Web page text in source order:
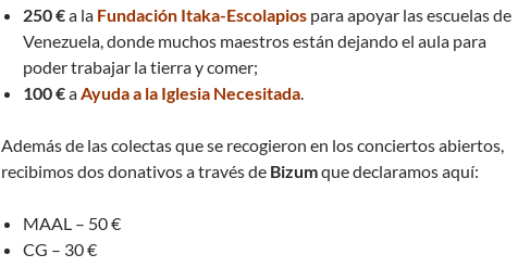
250 €a la Fundación Itaka-Escolapios para apoyar las escuelas de
Venezuela, donde muchos maestros están dejando el aula para
poder trabajar la tierra y comer;
100 €aAyuda a la Iglesia Necesitada.
Además de las colectas que se recogieron en los conciertos abiertos,
recibimos dos donativos a través de Bizumque declaramos aquí:
MAAL – 50 €
CG – 30 €